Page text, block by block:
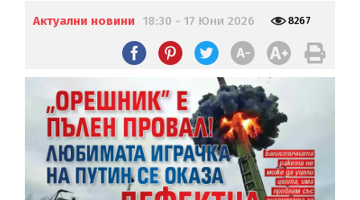
Актуални новини 18:30 - 17 Юни 2026 8267